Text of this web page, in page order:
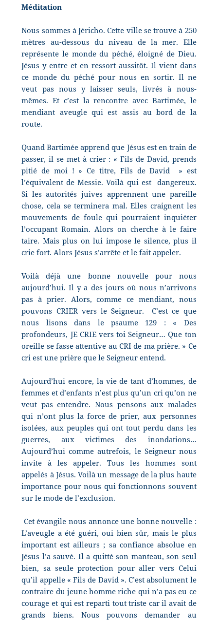
Méditation
Nous sommes à Jéricho. Cette ville se trouve à 250
mètres au-dessous du niveau de la mer. Elle
représente le monde du péché, éloigné de Dieu.
Jésus y entre et en ressort aussitôt. Il vient dans
ce monde du péché pour nous en sortir. Il ne
veut pas nous y laisser seuls, livrés à nous-
mêmes. Et c’est la rencontre avec Bartimée, le
mendiant aveugle qui est assis au bord de la
route.
Quand Bartimée apprend que Jésus est en train de
passer, il se met à crier : « Fils de David, prends
pitié de moi ! » Ce titre, Fils de David » est
l’équivalent de Messie. Voilà qui est
dangereux.
Si les autorités juives apprennent une pareille
chose, cela se terminera mal. Elles craignent les
mouvements de foule qui pourraient inquiéter
l’occupant Romain. Alors on cherche à le faire
taire. Mais plus on lui impose le silence, plus il
crie fort. Alors Jésus s’arrête et le fait appeler.
Voilà déjà une bonne nouvelle pour nous
aujourd’hui. Il y a des jours où nous n’arrivons
pas à prier. Alors, comme ce mendiant, nous
pouvons CRIER vers le Seigneur.
C’est ce que
nous lisons dans le psaume 129 : « Des
profondeurs, JE CRIE vers toi Seigneur… Que ton
oreille se fasse attentive au CRI de ma prière. » Ce
cri est une prière que le Seigneur entend.
Aujourd’hui encore, la vie de tant d’hommes, de
femmes et d’enfants n’est plus qu’un cri qu’on ne
veut pas entendre. Nous pensons aux malades
qui n’ont plus la force de prier, aux personnes
isolées, aux peuples qui ont tout perdu dans les
guerres, aux victimes des inondations…
Aujourd’hui comme autrefois, le Seigneur nous
invite à les appeler. Tous les hommes sont
appelés à Jésus. Voilà un message de la plus haute
importance pour nous qui fonctionnons souvent
sur le mode de l’exclusion.
Cet évangile nous annonce une bonne nouvelle :
L’aveugle a été guéri, oui bien sûr, mais le plus
important est ailleurs ; sa confiance absolue en
Jésus l’a sauvé. Il a quitté son manteau, son seul
bien, sa seule protection pour aller vers Celui
qu’il appelle « Fils de David ». C’est absolument le
contraire du jeune homme riche qui n’a pas eu ce
courage et qui est reparti tout triste car il avait de
grands biens. Nous pouvons demander au